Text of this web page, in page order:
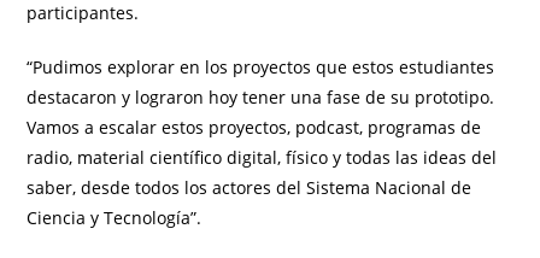
participantes.
“Pudimos explorar en los proyectos que estos estudiantes
destacaron y lograron hoy tener una fase de su prototipo.
Vamos a escalar estos proyectos, podcast, programas de
radio, material científico digital, físico y todas las ideas del
saber, desde todos los actores del Sistema Nacional de
Ciencia y Tecnología”.